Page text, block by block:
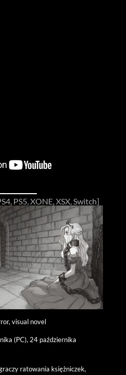
PS5, XONE, XSX, Switch]
visual novel
(PC), 24 października
ratowania księżniczek,